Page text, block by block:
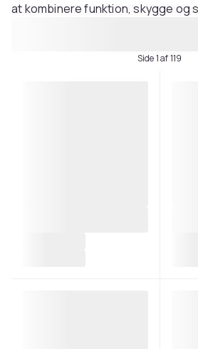
at kombinere funktion, skygge og
Side 1 af 119